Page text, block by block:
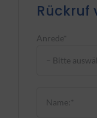
Rückruf
Anrede*